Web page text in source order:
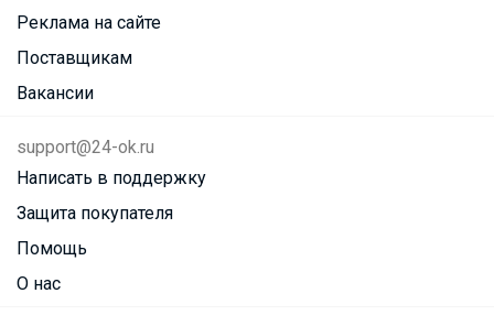
Реклама на сайте
Поставщикам
Вакансии
support@24-ok.ru
Написать в поддержку
Защита покупателя
Помощь
О нас